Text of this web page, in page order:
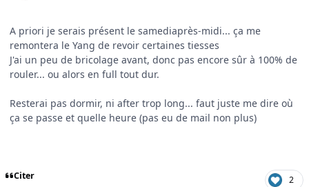
A priori je serais présent le samediaprès-midi... ça me
remontera le Yang de revoir certaines tiesses
J'ai un peu de bricolage avant, donc pas encore sûr à 100% de
rouler... ou alors en full tout dur.
Resterai pas dormir, ni after trop long... faut juste me dire où
ça se passe et quelle heure (pas eu de mail non plus)
Citer 2